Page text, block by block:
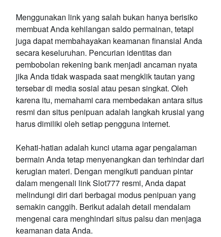
Menggunakan link yang salah bukan hanya berisiko
membuat Anda kehilangan saldo permainan, tetapi
juga dapat membahayakan keamanan finansial Anda
secara keseluruhan. Pencurian identitas dan
pembobolan rekening bank menjadi ancaman nyata
jika Anda tidak waspada saat mengklik tautan yang
tersebar di media sosial atau pesan singkat. Oleh
karena itu, memahami cara membedakan antara situs
resmi dan situs penipuan adalah langkah krusial yang
harus dimiliki oleh setiap pengguna internet.
Kehati-hatian adalah kunci utama agar pengalaman
bermain Anda tetap menyenangkan dan terhindar dari
kerugian materi. Dengan mengikuti panduan pintar
dalam mengenali link Slot777 resmi, Anda dapat
melindungi diri dari berbagai modus penipuan yang
semakin canggih. Berikut adalah detail mendalam
mengenai cara menghindari situs palsu dan menjaga
keamanan data Anda.